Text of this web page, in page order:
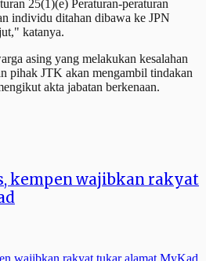
25(1)(e) Peraturan-peraturan
individu ditahan dibawa ke JPN
katanya.
asing yang melakukan kesalahan
pihak JTK akan mengambil tindakan
akta jabatan berkenaan.
kempen wajibkan rakyat